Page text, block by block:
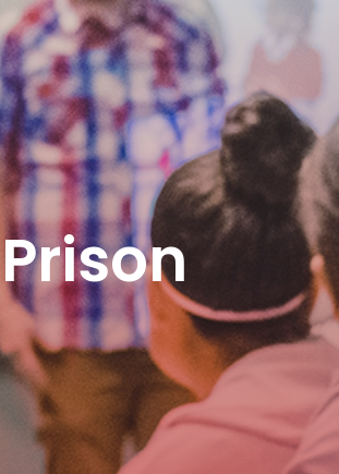
Prison